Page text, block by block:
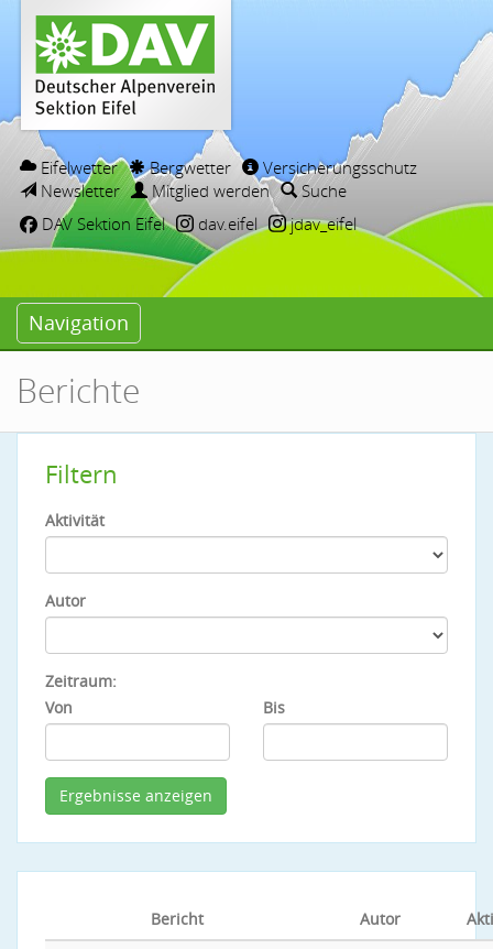
Eifelwetter Bergwetter
Versicherungsschutz
Newsletter
Mitglied werden
Suche
DAV Sektion Eifel
dav.eifel jdav_eifel
Navigation
Berichte
Filtern
Aktivität
Autor
Zeitraum:
Von
Bis
Bericht Autor